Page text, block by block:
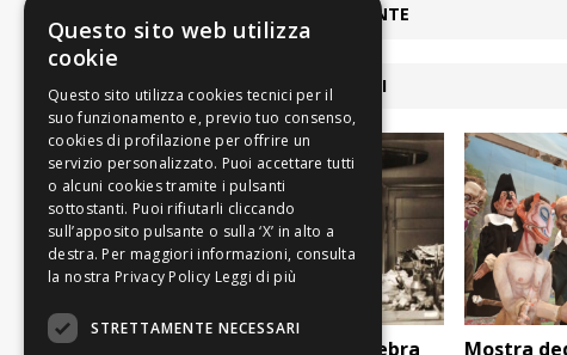
ARTICOLO PRECEDENTE
ARTICOLI COLLEGATI
Mostre: Modena celebra Mostra
Questo sito web utilizza
cookie
Leggi di più
STRETTAMENTE NECESSARI